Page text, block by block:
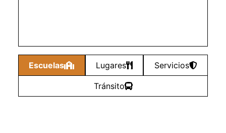
Escuelas Lugares Servicios
Tránsito